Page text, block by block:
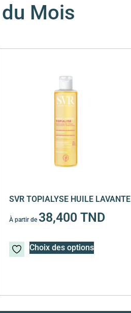
Mois
SVR TOPIALYSE HUILE LAVANTE
À partir de 38,400 TND
Choix des options